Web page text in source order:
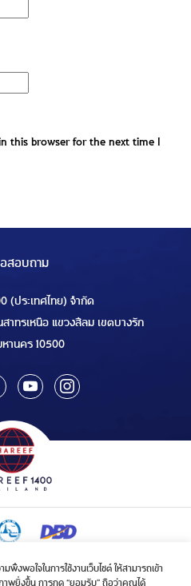
งพอใจในการใช้งานเว็บไซต์ ให้สามารถเข้า
าพยิ่งขึ้น การกด “ยอมรับ” ถือว่าคุณได้
this browser for the next time I
สอบถาม
(ประเทศไทย) จำกัด
าทรเหนือ แขวงสีลม เขตบางรัก
านคร 10500
ริการขนส่งในกิจการฮัจย์เลขที่ 1/2568